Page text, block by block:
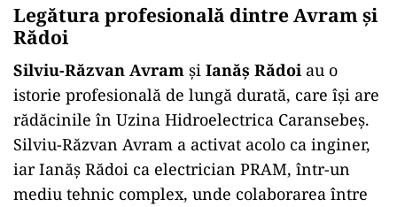
Legătura profesională dintre Avram și
Rădoi
Silviu-Răzvan Avram și Ianăș Rădoi au o
istorie profesională de lungă durată, care își are
rădăcinile în Uzina Hidroelectrica Caransebeș.
Silviu-Răzvan Avram a activat acolo ca inginer,
iar Ianăș Rădoi ca electrician PRAM, într-un
mediu tehnic complex, unde colaborarea între